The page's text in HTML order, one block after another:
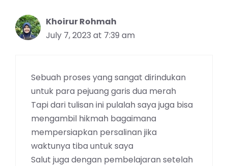
Khoirur Rohmah
July 7, 2023 at 7:39 am
Sebuah proses yang sangat dirindukan
untuk para pejuang garis dua merah
Tapi dari tulisan ini pulalah saya juga bisa
mengambil hikmah bagaimana
mempersiapkan persalinan jika
waktunya tiba untuk saya
Salut juga dengan pembelajaran setelah